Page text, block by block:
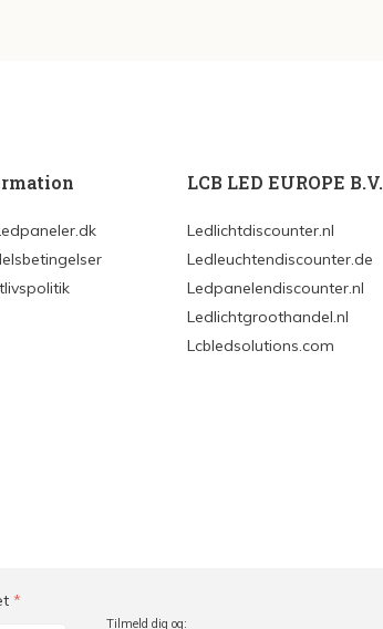
LCB LED EUROPE B.V.
Ledlichtdiscounter.nl
Ledleuchtendiscounter.de
Ledpanelendiscounter.nl
Ledlichtgroothandel.nl
Lcbledsolutions.com
*
Tilmeld dig og: